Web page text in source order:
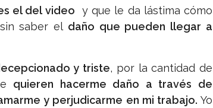
el del video y que le da lástima cómo
saber el daño que pueden llegar a
y triste, por la cantidad de
quieren hacerme daño a través de
y perjudicarme en mi trabajo. Yo